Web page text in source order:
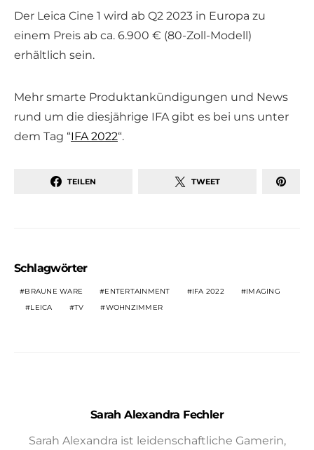
Der Leica Cine 1 wird ab Q2 2023 in Europa zu
einem Preis ab ca. 6.900 € (80-Zoll-Modell)
erhältlich sein.
Mehr smarte Produktankündigungen und News
rund um die diesjährige IFA gibt es bei uns unter
dem Tag “IFA 2022“.
TEILEN TWEET
Schlagwörter
BRAUNE WARE ENTERTAINMENT IFA 2022
IMAGING
LEICA
TV WOHNZIMMER
Sarah Alexandra Fechler
Sarah Alexandra ist leidenschaftliche Gamerin,